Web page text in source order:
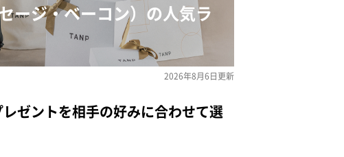
ージ・ベーコン）の人気ラ
2026年8月6日更新
ゼントを相手の好みに合わせて選